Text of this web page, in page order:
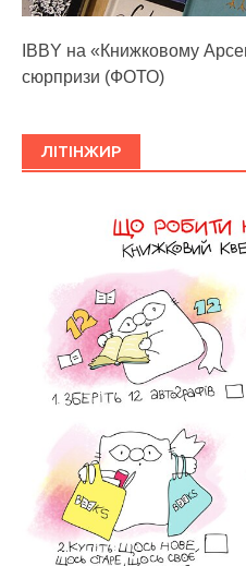
IBBY на «Книжковому
сюрпризи (ФОТО)
ЛІТІНЖИР